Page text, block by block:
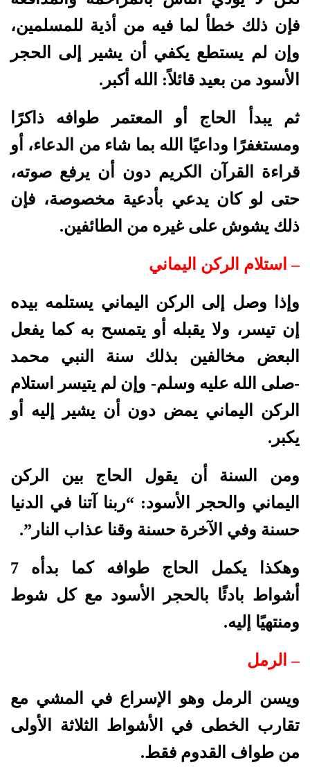
فإن ذلك خطأ لما فيه من أذية للمسلمين،
وإن لم يستطع يكفي أن يشير إلى الحجر
الأسود من بعيد قائلاً: الله أكبر.
ثم يبدأ الحاج أو المعتمر طوافه ذاكرًا
ومستغفرًا وداعيًا الله بما شاء من الدعاء، أو
قراءة القرآن الكريم دون أن يرفع صوته،
حتى لو كان يدعي بأدعية مخصوصة، فإن
ذلك يشوش على غيره من الطائفين.
– استلام الركن اليماني
وإذا وصل إلى الركن اليماني يستلمه بيده
إن تيسر، ولا يقبله أو يتمسح به كما يفعل
البعض مخالفين بذلك سنة النبي محمد
-صلى الله عليه وسلم- وإن لم يتيسر استلام
الركن اليماني يمض دون أن يشير إليه أو
يكبر.
ومن السنة أن يقول الحاج بين الركن
اليماني والحجر الأسود: “ربنا آتنا في الدنيا
حسنة وفي الآخرة حسنة وقنا عذاب النار”.
وهكذا يكمل الحاج طوافه كما بدأه 7
أشواط بادئًا بالحجر الأسود مع كل شوط
ومنتهيًا إليه.
– الرمل
ويسن الرمل وهو الإسراع في المشي مع
تقارب الخطى في الأشواط الثلاثة الأولى
من طواف القدوم فقط.